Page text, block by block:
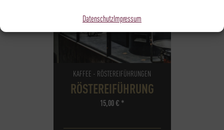
DatenschutzImpressum
KAFFEE - RÖSTEREIFÜHRUNGEN
RÖSTEREIFÜHRUNG
15,00€ *